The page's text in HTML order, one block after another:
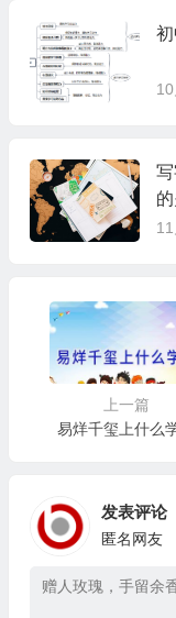
上一篇
易烊千玺上什么
发表评论
匿名网友